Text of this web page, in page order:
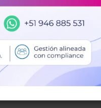
Diseñado para
Categorías:Bahco,